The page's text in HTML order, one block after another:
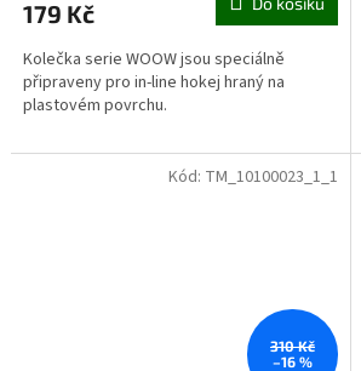
179 Kč
Kolečka serie WOOW jsou speciálně
připraveny pro in-line hokej hraný na
plastovém povrchu.
310 Kč
–16 %
Kód: TM_10100023_1_1